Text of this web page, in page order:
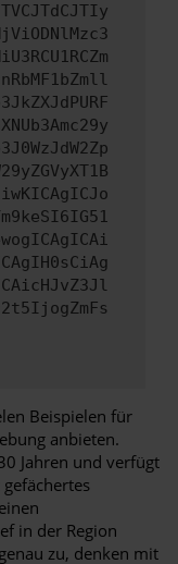
Beispielen für
anbieten.
Jahren und verfügt
in der Region
zu, denken mit